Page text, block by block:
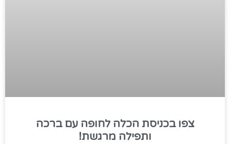
צפו בכניסת הכלה לחופה עם ברכה
ותפילה מרגשת!